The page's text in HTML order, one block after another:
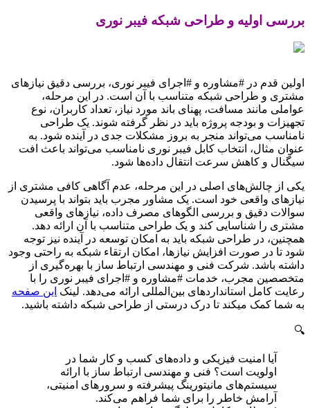
بررسی اولیه و طراحی شبکه فیبر نوری
اولین قدم در #مشاوره و #اجرای فیبر نوری، بررسی دقیق نیازهای
مشتری و طراحی شبکه متناسب با آن است. در این مرحله،
عواملی مانند مسافت، پهنای باند مورد نیاز، تعداد کاربران، نوع
تجهیزات و بودجه پروژه باید در نظر گرفته شوند. یک طراحی
نامناسب می‌تواند منجر به بروز مشکلات جدی در آینده شود. به
عنوان مثال، انتخاب کابل فیبر نوری نامناسب می‌تواند باعث افت
سیگنال و کاهش سرعت انتقال داده‌ها شود.
یکی از چالش‌های اصلی در این مرحله، عدم آگاهی کافی مشتری از
نیازهای واقعی خود است. یک مشاور مجرب باید بتواند با پرسیدن
سوالات دقیق و بررسی الگوهای مصرف داده، نیازهای واقعی
مشتری را شناسایی کند و یک طراحی متناسب با آن ارائه دهد.
همچنین، در طراحی شبکه باید به امکان توسعه در آینده نیز توجه
شود تا در صورت افزایش نیازها، امکان ارتقاء شبکه به راحتی وجود
داشته باشد. شرکت فنی و مهندسی ارتباط ساز با بهره‌گیری از
متخصصین مجرب، خدمات #مشاوره و #اجرای فیبر نوری را با
رعایت کامل استانداردهای بین‌المللی ارائه می‌دهد. لینک این صفحه
به شما کمک میکند تا درک درستی از طراحی شبکه داشته باشید.
🔍
آیا امنیت فیزیکی و داده‌های کسب و کار شما در
اولویت است؟ فنی و مهندسی ارتباط ساز با ارائه
سیستم‌های مانیتورینگ پیشرفته و سرورهای امنیتی،
آرامش خاطر را برای شما فراهم می‌کند.